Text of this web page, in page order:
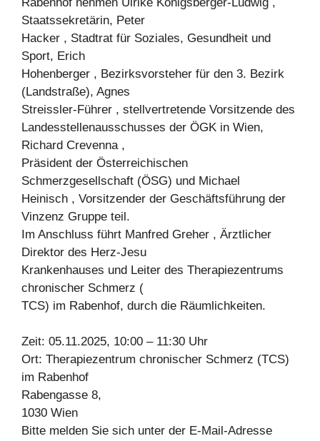
Staatssekretärin, Peter
Hacker , Stadtrat für Soziales, Gesundheit und
Sport, Erich
Hohenberger , Bezirksvorsteher für den 3. Bezirk
(Landstraße), Agnes
Streissler-Führer , stellvertretende Vorsitzende des
Landesstellenausschusses der ÖGK in Wien,
Richard Crevenna ,
Präsident der Österreichischen
Schmerzgesellschaft (ÖSG) und Michael
Heinisch , Vorsitzender der Geschäftsführung der
Vinzenz Gruppe teil.
Im Anschluss führt Manfred Greher , Ärztlicher
Direktor des Herz-Jesu
Krankenhauses und Leiter des Therapiezentrums
chronischer Schmerz (
TCS) im Rabenhof, durch die Räumlichkeiten.
Zeit: 05.11.2025, 10:00 – 11:30 Uhr
Ort: Therapiezentrum chronischer Schmerz (TCS)
im Rabenhof
Rabengasse 8,
1030 Wien
Bitte melden Sie sich unter der E-Mail-Adresse